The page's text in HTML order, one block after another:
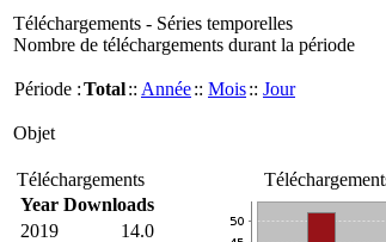
Téléchargements - Séries temporelles
Nombre de téléchargements durant la période
Période :Total:: Année:: Mois:: Jour
Objet
Téléchargements
Year Downloads
2019
14.0